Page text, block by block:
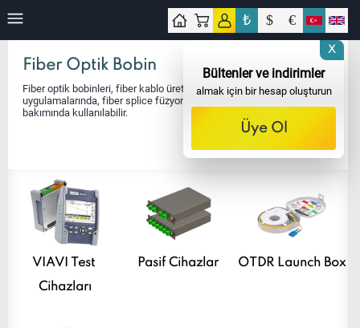
₺ $ €
Fiber Optik Bobin
Fiber optik bobinleri, fiber kablo üretiminde, fiber konnektör
uygulamalarında, fiber splice füzyon bağlantılarında ve network
bakımında kullanılabilir.
VIAVI Test
Cihazları
Pasif Cihazlar OTDR Launch Box
X
Bültenler ve indirimler
almak için bir hesap oluşturun
Üye Ol